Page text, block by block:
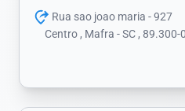
Rua sao joao maria - 927
Centro , Mafra - SC , 89.300-